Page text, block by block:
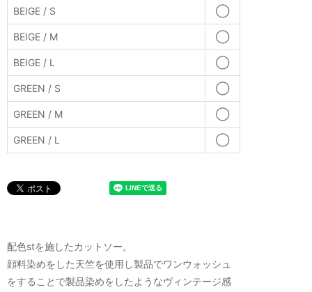
BEIGE / S ◯
BEIGE / M ◯
BEIGE / L ◯
GREEN / S ◯
GREEN / M ◯
GREEN / L ◯
配色stを施したカットソー。
顔料染めをした天竺を使用し製品でワンウォッシュ
をすることで製品染めをしたようなヴィンテージ感